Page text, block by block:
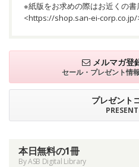
※紙版をお求めの際はお近くの
<https://shop.san-ei-corp.co.jp/
メルマガ登
セール・プレゼント情
プレゼント
本日無料の1冊
By ASB Digital Library